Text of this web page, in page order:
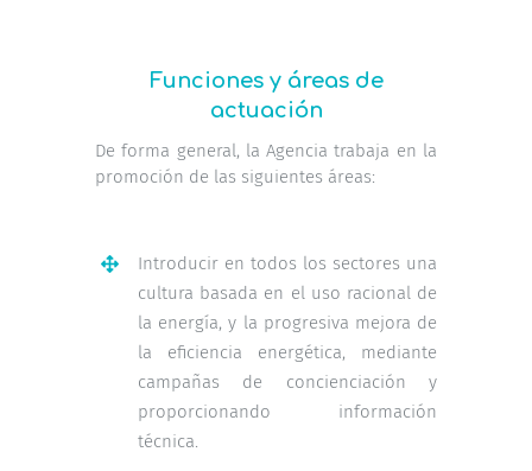
Funciones y áreas de
actuación
De forma general, la Agencia trabaja en la
promoción de las siguientes áreas:
Introducir en todos los sectores una
cultura basada en el uso racional de
la energía, y la progresiva mejora de
la eficiencia energética, mediante
campañas de concienciación y
proporcionando información
técnica.